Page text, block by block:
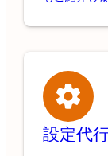
設定代